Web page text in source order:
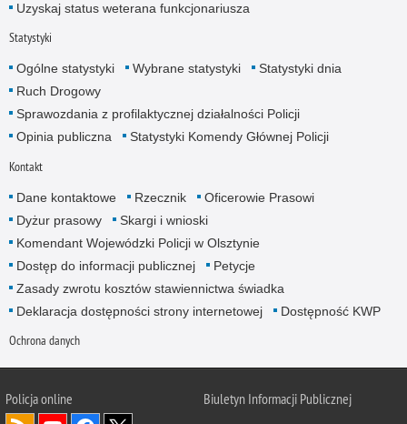
Uzyskaj status weterana funkcjonariusza
Statystyki
Ogólne statystyki Wybrane statystyki
Statystyki dnia
Ruch Drogowy
Sprawozdania z profilaktycznej działalności Policji
Opinia publiczna
Statystyki Komendy Głównej Policji
Kontakt
Dane kontaktowe Rzecznik
Oficerowie Prasowi
Dyżur prasowy
Skargi i wnioski
Komendant Wojewódzki Policji w Olsztynie
Dostęp do informacji publicznej
Petycje
Zasady zwrotu kosztów stawiennictwa świadka
Deklaracja dostępności strony internetowej
Dostępność KWP
Ochrona danych
Policja online
Biuletyn Informacji Publicznej